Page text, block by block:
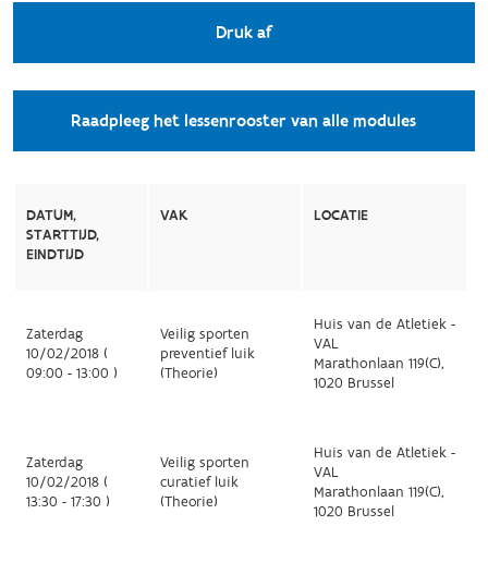
Druk af
Raadpleeg het lessenrooster van alle modules
DATUM,
STARTTIJD,
EINDTIJD
VAK LOCATIE
Zaterdag
10/02/2018 (
09:00 - 13:00 )
Veilig sporten
preventief luik
(Theorie)
Huis van de Atletiek -
VAL
Marathonlaan 119(C),
1020 Brussel
Zaterdag
10/02/2018 (
13:30 - 17:30 )
Veilig sporten
curatief luik
(Theorie)
Huis van de Atletiek -
VAL
Marathonlaan 119(C),
1020 Brussel